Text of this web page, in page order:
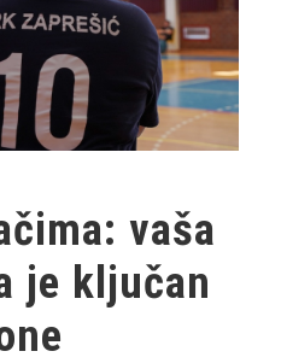
vaša
je ključan